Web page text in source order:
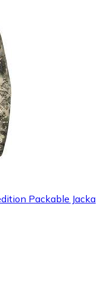
Packable Jacka